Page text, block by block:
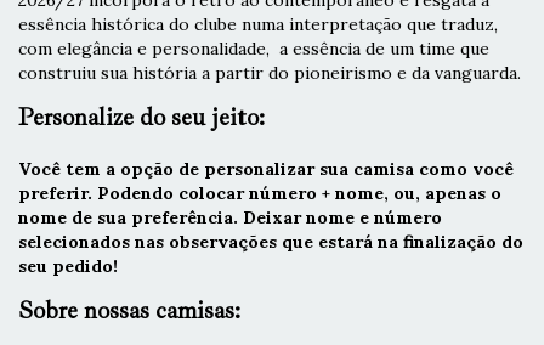
essência histórica do clube numa interpretação que traduz,
com elegância e personalidade, a essência de um time que
construiu sua história a partir do pioneirismo e da vanguarda.
Personalize do seu jeito:
Você tem a opção de personalizar sua camisa como você
preferir. Podendo colocar número + nome, ou, apenas o
nome de sua preferência. Deixar nome e número
selecionados nas observações que estará na finalização do
seu pedido!
Sobre nossas camisas: